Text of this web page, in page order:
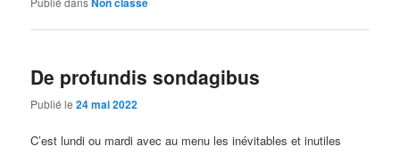
De profundis sondagibus
Publié le24 mai 2022
C’est lundi ou mardi avec au menu les inévitables et inutiles